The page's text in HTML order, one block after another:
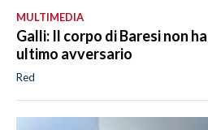
MULTIMEDIA
Galli: Il corpo di Baresi non
ultimo avversario
Red